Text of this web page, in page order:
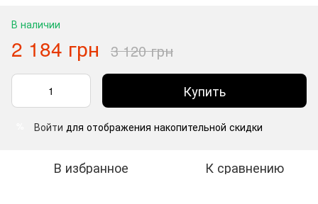
В наличии
2 184 грн 3 120 грн
Купить
Войти для отображения накопительной скидки
В избранное К сравнению